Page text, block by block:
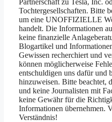
Partnerschaft zu Tesla, Inc.
Tochtergesellschaften. Bitte
um eine UNOFFIZIELLE
handelt. Die Informationen
keine finanzielle
Blogartikel und
Gewissen recherchiert und
können möglicherweise
entschuldigen uns dafür und
hinzuweisen. Bitte beachtet,
und keine Journalisten mit
keine Gewähr für die
Informationen übernehmen.
Verständnis!